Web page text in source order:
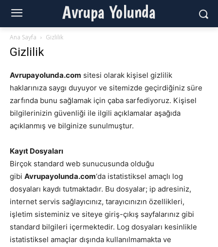
Avrupa Yolunda
Ana Sayfa Gizlilik
Gizlilik
Avrupayolunda.com sitesi olarak kişisel gizlilik
haklarınıza saygı duyuyor ve sitemizde geçirdiğiniz süre
zarfında bunu sağlamak için çaba sarfediyoruz. Kişisel
bilgilerinizin güvenliği ile ilgili açıklamalar aşağıda
açıklanmış ve bilginize sunulmuştur.
Kayıt Dosyaları
Birçok standard web sunucusunda olduğu
gibi Avrupayolunda.com‘da istatistiksel amaçlı log
dosyaları kaydı tutmaktadır. Bu dosyalar; ip adresiniz,
internet servis sağlayıcınız, tarayıcınızın özellikleri,
işletim sisteminiz ve siteye giriş-çıkış sayfalarınız gibi
standard bilgileri içermektedir. Log dosyaları kesinlikle
istatistiksel amaçlar dışında kullanılmamakta ve